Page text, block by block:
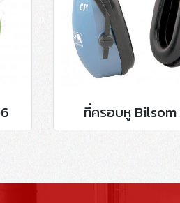
ที่ครอบหู Bilsom